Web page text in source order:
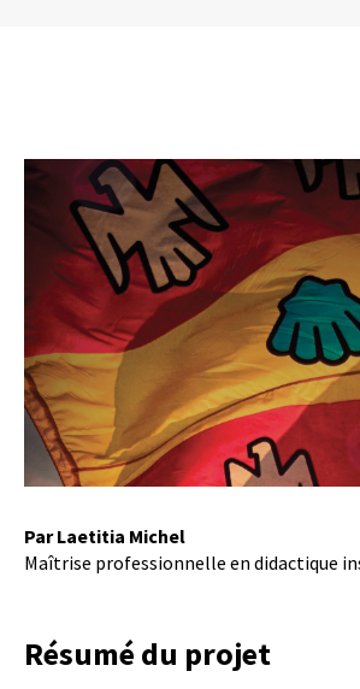
Par Laetitia Michel
Maîtrise professionnelle en didactique
Résumé du projet